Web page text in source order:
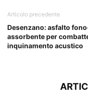
Articolo precedente
Desenzano: asfalto
assorbente per
inquinamento acustico